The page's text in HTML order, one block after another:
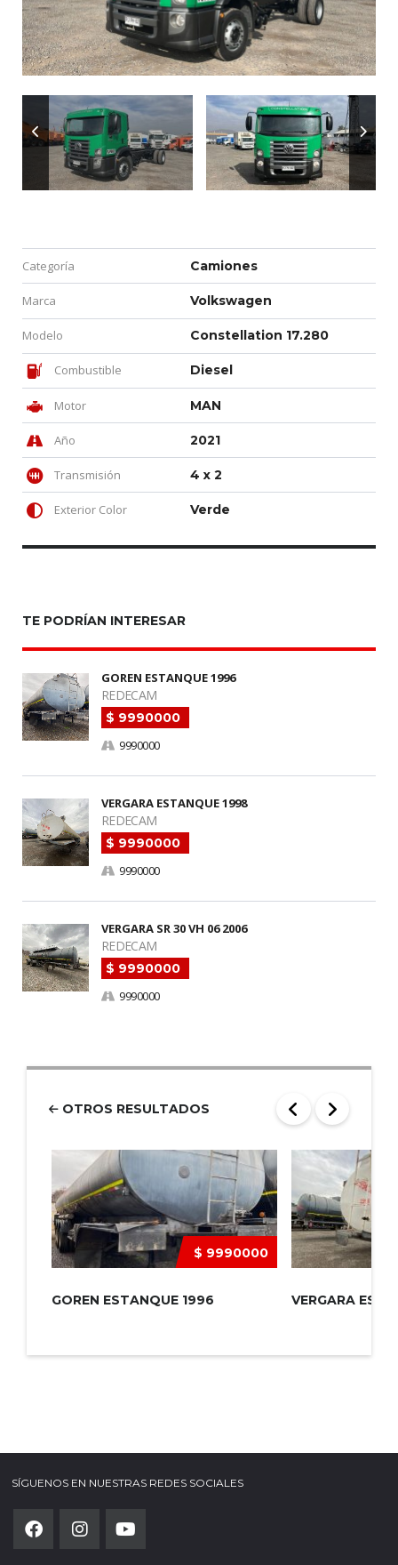
Categoría Camiones
Marca Volkswagen
Modelo Constellation 17.280
Combustible Diesel
Motor MAN
Año 2021
Transmisión 4 x 2
Exterior Color Verde
TE PODRÍAN INTERESAR
GOREN ESTANQUE 1996
REDECAM
$ 9990000
9990000
VERGARA ESTANQUE 1998
REDECAM
$ 9990000
9990000
VERGARA SR 30 VH 06 2006
REDECAM
$ 9990000
9990000
OTROS RESULTADOS
$ 9990000
GOREN ESTANQUE 1996 VERGARA
SÍGUENOS EN NUESTRAS REDES SOCIALES